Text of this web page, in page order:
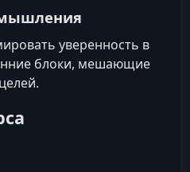
уверенность в
блоки, мешающие